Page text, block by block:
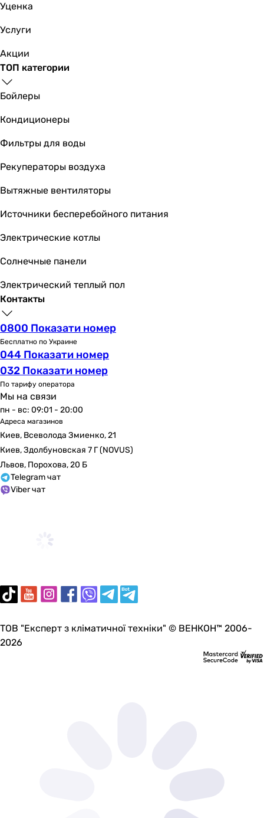
смеситель
смеситель
глянцевая
глянцевая
глянцевая
глянцевая
глянцевая
глянцевая
глянцевая
глянцевая
Монтаж
скрытый, настенный
скрытый, настенный
настенный, скрытый
скрытый, настенный
настенный, скрытый
настенный, скрытый
настенный
настенный, скрытый
настенный
Управление
термостат
термостат
термостат
термостат
термостат
нажимной, одновентильный, термостат
термостат
термостат
без излива
без излива
без излива
Уценка
Услуги
Акции
ТОП категории
Бойлеры
Кондиционеры
Фильтры для воды
Рекуператоры воздуха
Вытяжные вентиляторы
Источники бесперебойного питания
Электрические котлы
Солнечные панели
Электрический теплый пол
Контакты
0800 Показати номер
Бесплатно по Украине
044 Показати номер
032 Показати номер
По тарифу оператора
Мы на связи
пн - вс: 09:01 - 20:00
Адреса магазинов
Киев, Всеволода Змиенко, 21
Киев, Здолбуновская 7 Г (NOVUS)
Львов, Порохова, 20 Б
Telegram чат
Viber чат
ТОВ "Експерт з кліматичної техніки" © ВЕНКОН™ 2006-
2026